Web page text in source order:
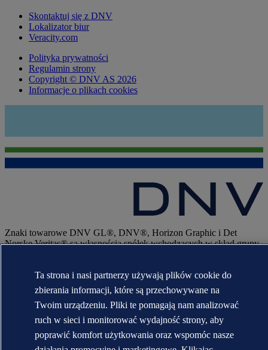
Skontaktuj się z DNV
Lokalizator biur
Veracity.com
Polityka prywatności
Regulamin strony
Copyright © DNV AS 2026
Informacje o plikach cookies
Znaki towarowe DNV GL®, DNV®, Horizon Graphic i Det
Norske Veritas® są własnością spółek wchodzących w skład grupy
WHEN TRUST MATTERS
Ta strona i nasi partnerzy używają plików cookie do
zbierania informacji, które są przechowywane na
Twoim urządzeniu. Pliki te pomagają nam analizować
ruch w sieci i monitorować wydajność strony, aby
poprawić komfort użytkowania oraz wspomóc nasze